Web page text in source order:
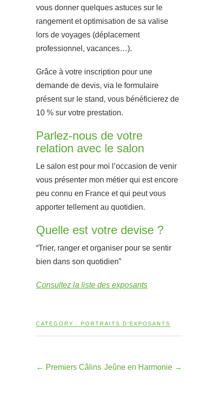
vous donner quelques astuces sur le
rangement et optimisation de sa valise
lors de voyages (déplacement
professionnel, vacances…).
Grâce à votre inscription pour une
demande de devis, via le formulaire
présent sur le stand, vous bénéficierez de
10 % sur votre prestation.
Parlez-nous de votre
relation avec le salon
Le salon est pour moi l’occasion de venir
vous présenter mon métier qui est encore
peu connu en France et qui peut vous
apporter tellement au quotidien.
Quelle est votre devise ?
“Trier, ranger et organiser pour se sentir
bien dans son quotidien”
Consultez la liste des exposants
CATEGORY : PORTRAITS D'EXPOSANTS
← Premiers Câlins Jeûne en Harmonie →